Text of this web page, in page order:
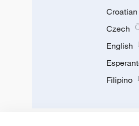
Croatian
Czech
English
Filipino